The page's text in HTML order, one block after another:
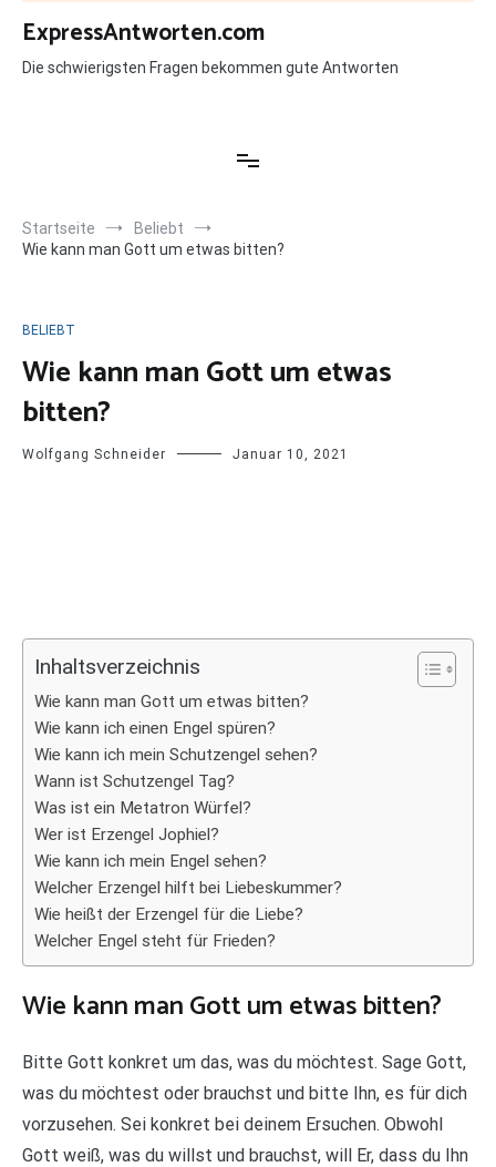
Zum
Inhalt
springen
ExpressAntworten.com
Die schwierigsten Fragen bekommen gute Antworten
Startseite
Beliebt
Wie kann man Gott um etwas bitten?
BELIEBT
Wie kann man Gott um etwas
bitten?
Wolfgang Schneider Januar 10, 2021
Inhaltsverzeichnis
Wie kann man Gott um etwas bitten?
Wie kann ich einen Engel spüren?
Wie kann ich mein Schutzengel sehen?
Wann ist Schutzengel Tag?
Was ist ein Metatron Würfel?
Wer ist Erzengel Jophiel?
Wie kann ich mein Engel sehen?
Welcher Erzengel hilft bei Liebeskummer?
Wie heißt der Erzengel für die Liebe?
Welcher Engel steht für Frieden?
Wie kann man Gott um etwas bitten?
Bitte Gott konkret um das, was du möchtest. Sage Gott,
was du möchtest oder brauchst und bitte Ihn, es für dich
vorzusehen. Sei konkret bei deinem Ersuchen. Obwohl
Gott weiß, was du willst und brauchst, will Er, dass du Ihn